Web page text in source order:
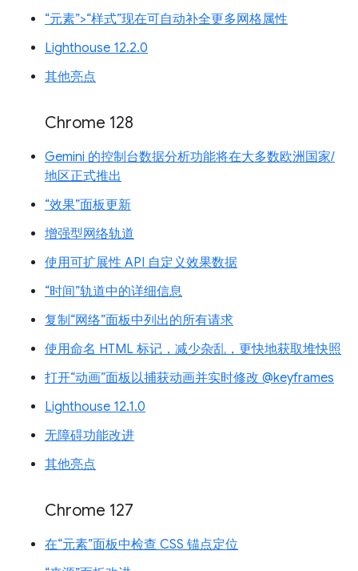
“元素”>“样式”现在可自动补全更多网格属性
Lighthouse 12.2.0
其他亮点
Chrome 128
Gemini 的控制台数据分析功能将在大多数欧洲国家/
地区正式推出
“效果”面板更新
增强型网络轨道
使用可扩展性 API 自定义效果数据
“时间”轨道中的详细信息
复制“网络”面板中列出的所有请求
使用命名 HTML 标记，减少杂乱，更快地获取堆快照
打开“动画”面板以捕获动画并实时修改 @keyframes
Lighthouse 12.1.0
无障碍功能改进
其他亮点
Chrome 127
在“元素”面板中检查 CSS 锚点定位